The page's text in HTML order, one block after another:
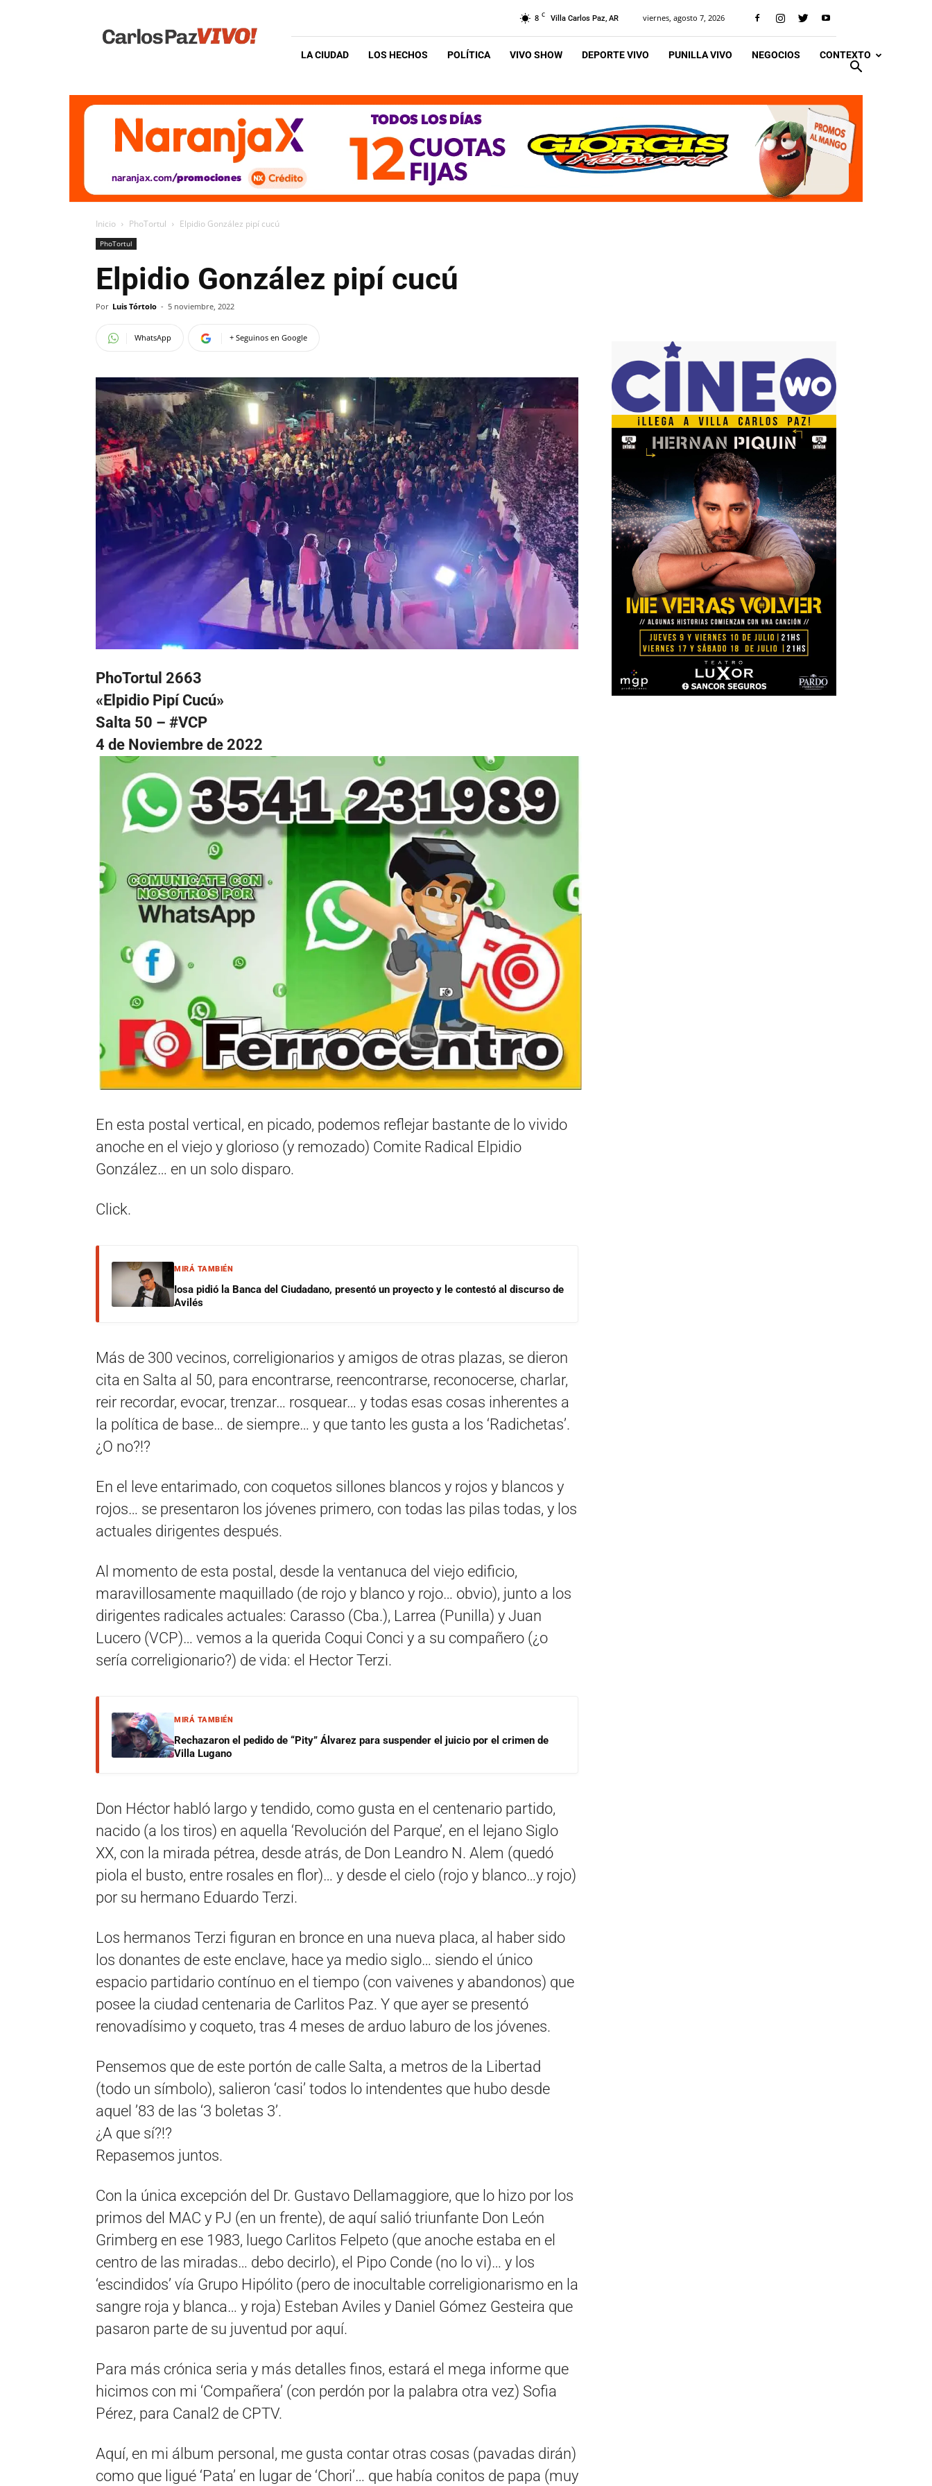
Vivo
8 C Villa Carlos Paz, AR viernes, agosto 7, 2026
LA CIUDAD LOS HECHOS POLÍTICA VIVO SHOW DEPORTE VIVO PUNILLA VIVO NEGOCIOS CONTEXTO
Inicio PhoTortul Elpidio González pipí cucú
PhoTortul
Elpidio González pipí cucú
Por Luis Tórtolo - 5 noviembre, 2022
WhatsApp + Seguinos en Google
PhoTortul 2663
«Elpidio Pipí Cucú»
Salta 50 – #VCP
4 de Noviembre de 2022
En esta postal vertical, en picado, podemos reflejar bastante de lo vivido
anoche en el viejo y glorioso (y remozado) Comite Radical Elpidio
González… en un solo disparo.
Click.
MIRÁ TAMBIÉN
Iosa pidió la Banca del Ciudadano, presentó un proyecto y le contestó al discurso de
Avilés
Más de 300 vecinos, correligionarios y amigos de otras plazas, se dieron
cita en Salta al 50, para encontrarse, reencontrarse, reconocerse, charlar,
reir recordar, evocar, trenzar… rosquear… y todas esas cosas inherentes a
la política de base… de siempre… y que tanto les gusta a los ‘Radichetas’.
¿O no?!?
En el leve entarimado, con coquetos sillones blancos y rojos y blancos y
rojos… se presentaron los jóvenes primero, con todas las pilas todas, y los
actuales dirigentes después.
Al momento de esta postal, desde la ventanuca del viejo edificio,
maravillosamente maquillado (de rojo y blanco y rojo… obvio), junto a los
dirigentes radicales actuales: Carasso (Cba.), Larrea (Punilla) y Juan
Lucero (VCP)… vemos a la querida Coqui Conci y a su compañero (¿o
sería correligionario?) de vida: el Hector Terzi.
MIRÁ TAMBIÉN
Rechazaron el pedido de “Pity” Álvarez para suspender el juicio por el crimen de
Villa Lugano
Don Héctor habló largo y tendido, como gusta en el centenario partido,
nacido (a los tiros) en aquella ‘Revolución del Parque’, en el lejano Siglo
XX, con la mirada pétrea, desde atrás, de Don Leandro N. Alem (quedó
piola el busto, entre rosales en flor)… y desde el cielo (rojo y blanco…y rojo)
por su hermano Eduardo Terzi.
Los hermanos Terzi figuran en bronce en una nueva placa, al haber sido
los donantes de este enclave, hace ya medio siglo… siendo el único
espacio partidario contínuo en el tiempo (con vaivenes y abandonos) que
posee la ciudad centenaria de Carlitos Paz. Y que ayer se presentó
renovadísimo y coqueto, tras 4 meses de arduo laburo de los jóvenes.
Pensemos que de este portón de calle Salta, a metros de la Libertad
(todo un símbolo), salieron ‘casi’ todos lo intendentes que hubo desde
aquel ’83 de las ‘3 boletas 3’.
¿A que sí?!?
Repasemos juntos.
Con la única excepción del Dr. Gustavo Dellamaggiore, que lo hizo por los
primos del MAC y PJ (en un frente), de aquí salió triunfante Don León
Grimberg en ese 1983, luego Carlitos Felpeto (que anoche estaba en el
centro de las miradas… debo decirlo), el Pipo Conde (no lo vi)… y los
‘escindidos’ vía Grupo Hipólito (pero de inocultable correligionarismo en la
sangre roja y blanca… y roja) Esteban Aviles y Daniel Gómez Gesteira que
pasaron parte de su juventud por aquí.
Para más crónica seria y más detalles finos, estará el mega informe que
hicimos con mi ‘Compañera’ (con perdón por la palabra otra vez) Sofia
Pérez, para Canal2 de CPTV.
Aquí, en mi álbum personal, me gusta contar otras cosas (pavadas dirán)
como que ligué ‘Pata’ en lugar de ‘Chori’… que había conitos de papa (muy